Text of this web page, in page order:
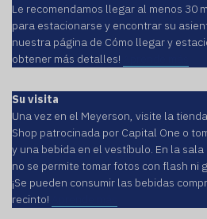
Le recomendamos llegar al menos 30
para estacionarse y encontrar su
nuestra página de Cómo llegar y
obtener más detalles!
Su visita
Una vez en el Meyerson, visite la
Shop patrocinada por Capital One o
y una bebida en el vestíbulo. En la
no se permite tomar fotos con flash ni
¡Se pueden consumir las bebidas
recinto!